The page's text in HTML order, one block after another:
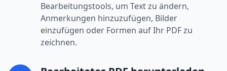
Bearbeitungstools, um Text zu ändern,
Anmerkungen hinzuzufügen, Bilder
einzufügen oder Formen auf Ihr PDF zu
zeichnen.